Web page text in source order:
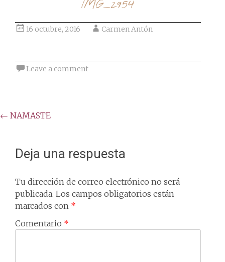
IMG_2954
16 octubre, 2016 Carmen Antón
Leave a comment
Post
← NAMASTE
Deja una respuesta
Tu dirección de correo electrónico no será
publicada. Los campos obligatorios están
marcados con *
Comentario *